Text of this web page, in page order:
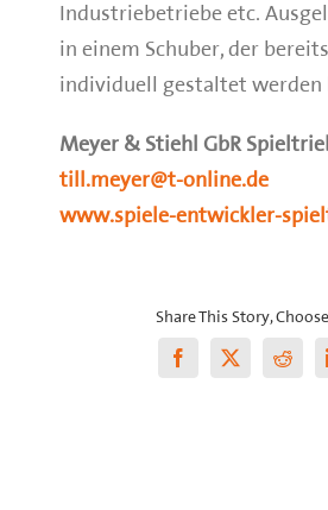
Industriebetriebe etc.
in einem Schuber, der
individuell gestaltet werden
Meyer & Stiehl GbR
till.meyer@t-online.de
www.spiele-entwickler-
Share This Story,
Facebook
X